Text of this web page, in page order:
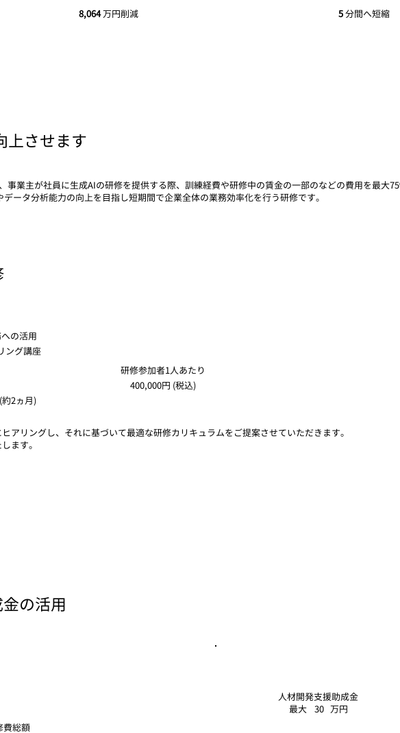
8,064万円削減 5分間へ短縮
上させます
業主が社員に生成AIの研修を提供する際、訓練経費や研修中の賃金の一部のなどの費用を最大
ータ分析能力の向上を目指し短期間で企業全体の業務効率化を行う研修です。
の活用
費総額
人材開発支援助成金
最大
30 ​万円
の活用
ング講座
研修参加者1人あたり
400,000円 (税込)
2ヵ月)
アリングし、それに基づいて最適な研修カリキュラムをご提案させていただきます。
ます。